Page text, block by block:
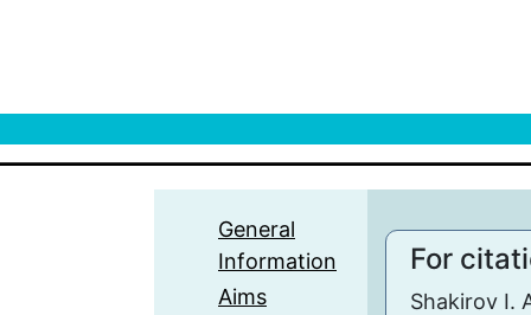
General
Information
Aims
For
Shakirov I.